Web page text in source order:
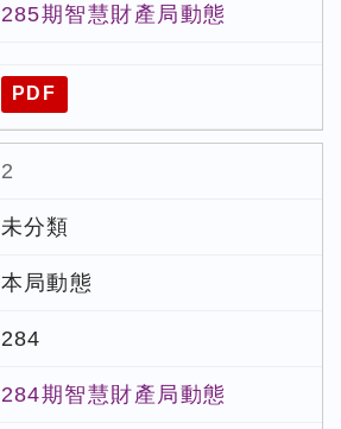
285期智慧財產局動態
PDF
2
未分類
本局動態
284
284期智慧財產局動態